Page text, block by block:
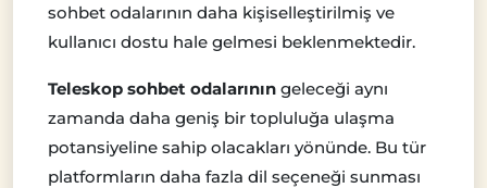
sohbet odalarının daha kişiselleştirilmiş ve
kullanıcı dostu hale gelmesi beklenmektedir.
Teleskop sohbet odalarının geleceği aynı
zamanda daha geniş bir topluluğa ulaşma
potansiyeline sahip olacakları yönünde. Bu tür
platformların daha fazla dil seçeneği sunması